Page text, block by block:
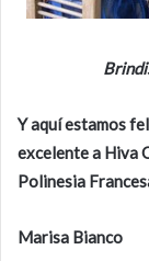
Y aquí estamos
excelente a Hiva
Polinesia
Marisa Bianco